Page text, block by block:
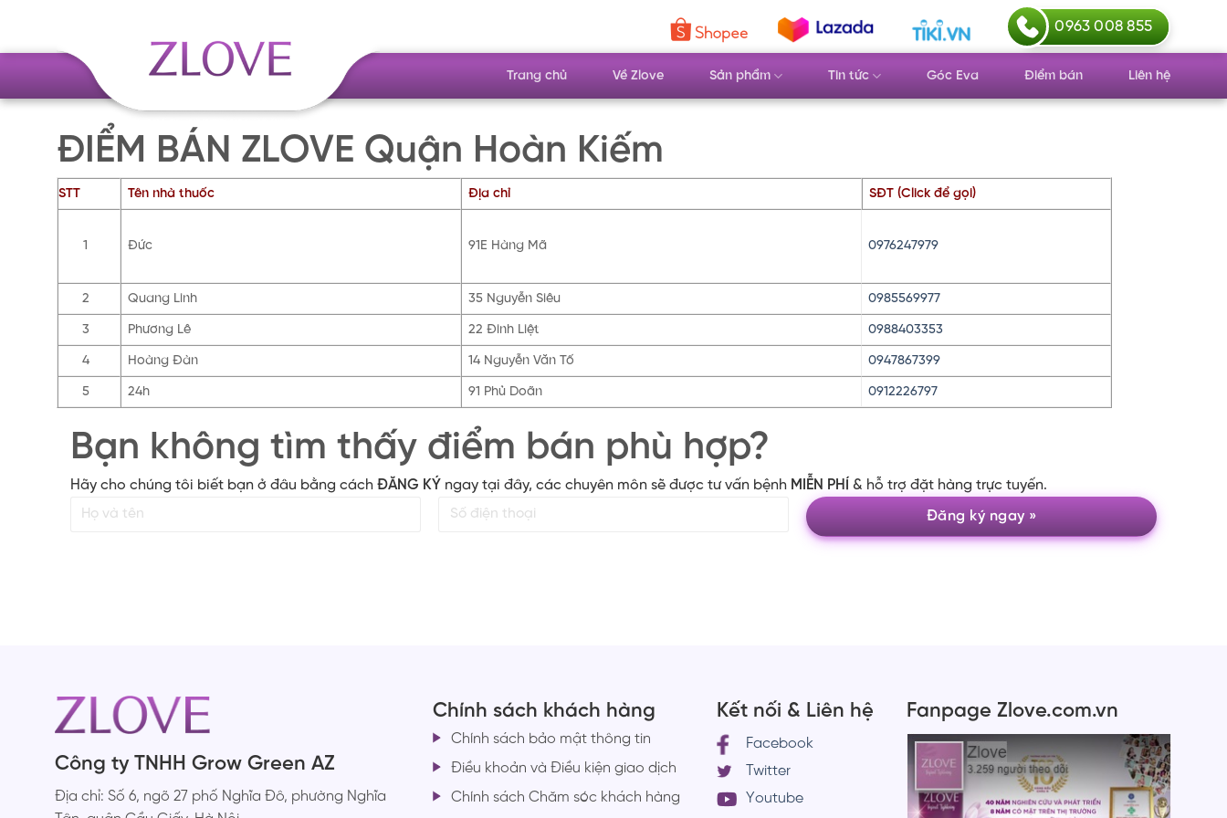
content
0963 008 855
Trang chủ Về Zlove Sản phẩm Tin tức Góc Eva Điểm bán Liên hệ
ĐIỂM BÁN ZLOVE Quận Hoàn Kiếm
STT Tên nhà thuốc Địa chỉ SĐT (Click để gọi)
1 Đức 91E Hàng Mã 0976247979
2 Quang Linh 35 Nguyễn Siêu 0985569977
3 Phương Lê 22 Đinh Liệt 0988403353
4 Hoàng Đàn 14 Nguyễn Văn Tố 0947867399
5 24h 91 Phủ Doãn 0912226797
Bạn không tìm thấy điểm bán phù hợp?
Hãy cho chúng tôi biết bạn ở đâu bằng cách ĐĂNG KÝ ngay tại đây, các chuyên môn sẽ được tư vấn bệnh MIỄN PHÍ & hỗ trợ đặt hàng trực tuyến.
Công ty TNHH Grow Green AZ
Địa chỉ: Số 6, ngõ 27 phố Nghĩa Đô, phường Nghĩa
Chính sách khách hàng
Chính sách bảo mật thông tin
Điều khoản và Điều kiện giao dịch
Chính sách Chăm sóc khách hàng
Kết nối & Liên hệ
Facebook
Twitter
Youtube
Fanpage Zlove.com.vn